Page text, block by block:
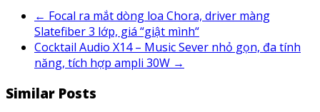
← Focal ra mắt dòng loa Chora, driver màng
Slatefiber 3 lớp, giá “giật mình“
Cocktail Audio X14 – Music Sever nhỏ gọn, đa tính
năng, tích hợp ampli 30W →
Similar Posts